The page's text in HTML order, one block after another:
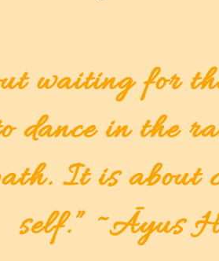
waiting for
dance in the
It is about
self.” ~Āyus